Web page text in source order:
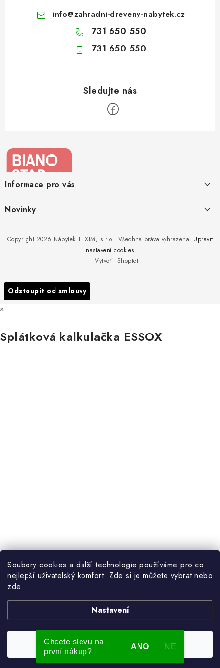
Soubory cookies a další technologie používáme pro co
nejlepší uživatelský komfort. Zde si je můžete vybrat nebo
zde.
Nastavení
Souhlasím
info@zahradni-dreveny-nabytek.cz
731 650 550
731 650 550
aInformace pro vás
Kontakty
Doprava nábytku k Vám
Reklamace
Nákup na splátky ESSOX
Novinky
to!
Nakupujte zahradní nábytek i v zimě
Podzimní očista a úklid zahradního nábytku
Vytvořil Shoptet
Copyright 2026 Nábytek TEXIM, s.r.o.. Všechna práva vyhrazena. Upravit
nastavení cookies
Odstoupit od smlouvy
×
Splátková kalkulačka ESSOX
Chcete slevu na
první nákup?
ANO NE